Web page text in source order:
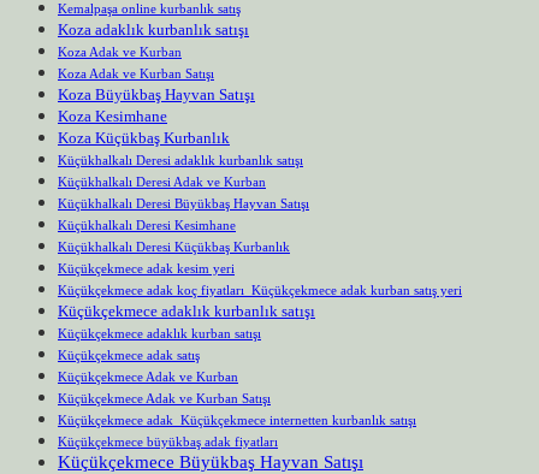
Kemalpaşa online kurbanlık satış
Koza adaklık kurbanlık satışı
Koza Adak ve Kurban
Koza Adak ve Kurban Satışı
Koza Büyükbaş Hayvan Satışı
Koza Kesimhane
Koza Küçükbaş Kurbanlık
Küçükhalkalı Deresi adaklık kurbanlık satışı
Küçükhalkalı Deresi Adak ve Kurban
Küçükhalkalı Deresi Büyükbaş Hayvan Satışı
Küçükhalkalı Deresi Kesimhane
Küçükhalkalı Deresi Küçükbaş Kurbanlık
Küçükçekmece adak kesim yeri
Küçükçekmece adak koç fiyatları Küçükçekmece adak kurban satış yeri
Küçükçekmece adaklık kurbanlık satışı
Küçükçekmece adaklık kurban satışı
Küçükçekmece adak satış
Küçükçekmece Adak ve Kurban
Küçükçekmece Adak ve Kurban Satışı
Küçükçekmece adak Küçükçekmece internetten kurbanlık satışı
Küçükçekmece büyükbaş adak fiyatları
Küçükçekmece Büyükbaş Hayvan Satışı